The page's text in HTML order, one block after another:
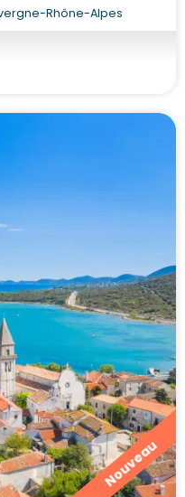
Rhône-Alpes
Nouveau